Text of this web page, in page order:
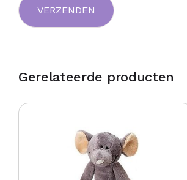
Gerelateerde producten